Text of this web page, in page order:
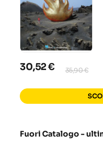
30,52 € 35,90 €
Fuori Catalogo -